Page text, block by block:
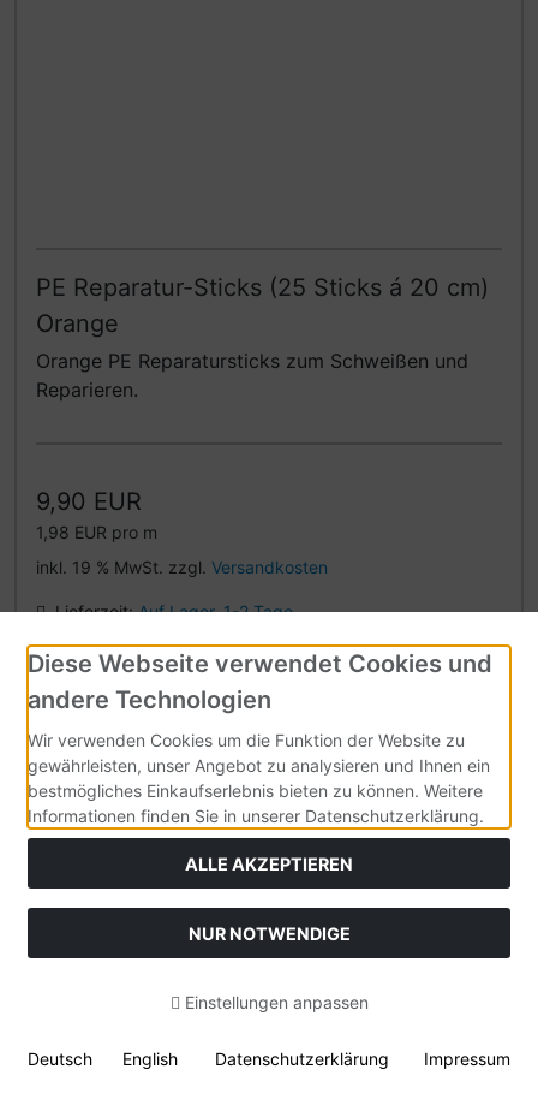
PE Reparatur-Sticks (25 Sticks á 20 cm)
Orange
Orange PE Reparatursticks zum Schweißen und
Reparieren.
9,90 EUR
1,98 EUR pro m
inkl. 19 % MwSt. zzgl. Versandkosten
Lieferzeit:Auf Lager. 1-2 Tage.
Details
Diese Webseite verwendet Cookies und
andere Technologien
Wir verwenden Cookies um die Funktion der Website zu
gewährleisten, unser Angebot zu analysieren und Ihnen ein
bestmögliches Einkaufserlebnis bieten zu können. Weitere
Informationen finden Sie in unserer Datenschutzerklärung.
ALLE AKZEPTIEREN
NUR NOTWENDIGE
Einstellungen anpassen
Deutsch English Datenschutzerklärung Impressum